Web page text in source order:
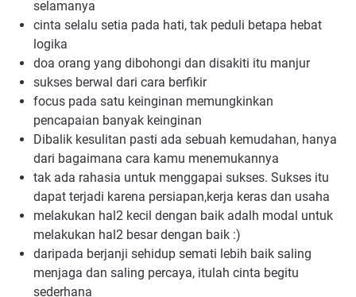
selamanya
cinta selalu setia pada hati, tak peduli betapa hebat
logika
doa orang yang dibohongi dan disakiti itu manjur
sukses berwal dari cara berfikir
focus pada satu keinginan memungkinkan
pencapaian banyak keinginan
Dibalik kesulitan pasti ada sebuah kemudahan, hanya
dari bagaimana cara kamu menemukannya
tak ada rahasia untuk menggapai sukses. Sukses itu
dapat terjadi karena persiapan,kerja keras dan usaha
melakukan hal2 kecil dengan baik adalh modal untuk
melakukan hal2 besar dengan baik :)
daripada berjanji sehidup semati lebih baik saling
menjaga dan saling percaya, itulah cinta begitu
sederhana